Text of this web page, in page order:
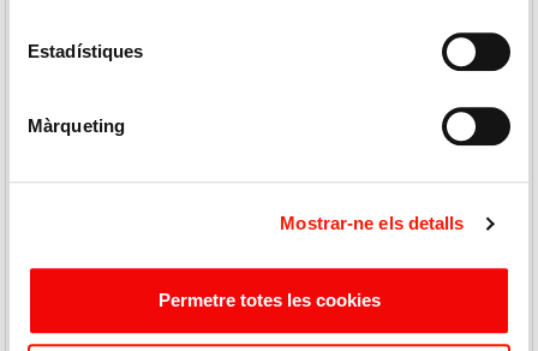
Estadístiques
Màrqueting
Mostrar-ne els detalls
Permetre totes les cookies
COMPRAR
Suc Taronja Espremut 25 Cl
7,80 € / L
COMPRAR